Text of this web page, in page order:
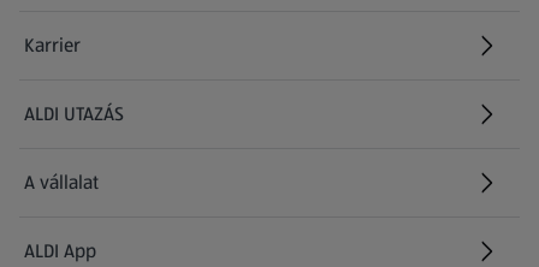
Karrier
(új oldalon nyílik meg)
ALDI UTAZÁS
(új oldalon nyílik meg)
A vállalat
ALDI App